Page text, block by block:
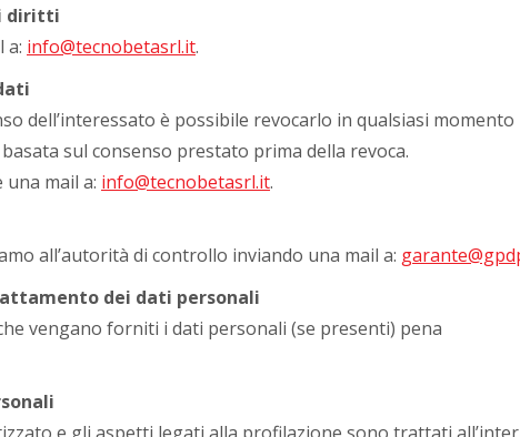
diritti
a: info@tecnobetasrl.it.
dell’interessato è possibile revocarlo in qualsiasi momento
sul consenso prestato prima della revoca.
mail a: info@tecnobetasrl.it.
all’autorità di controllo inviando una mail a:
dei dati personali
vengano forniti i dati personali (se presenti) pena